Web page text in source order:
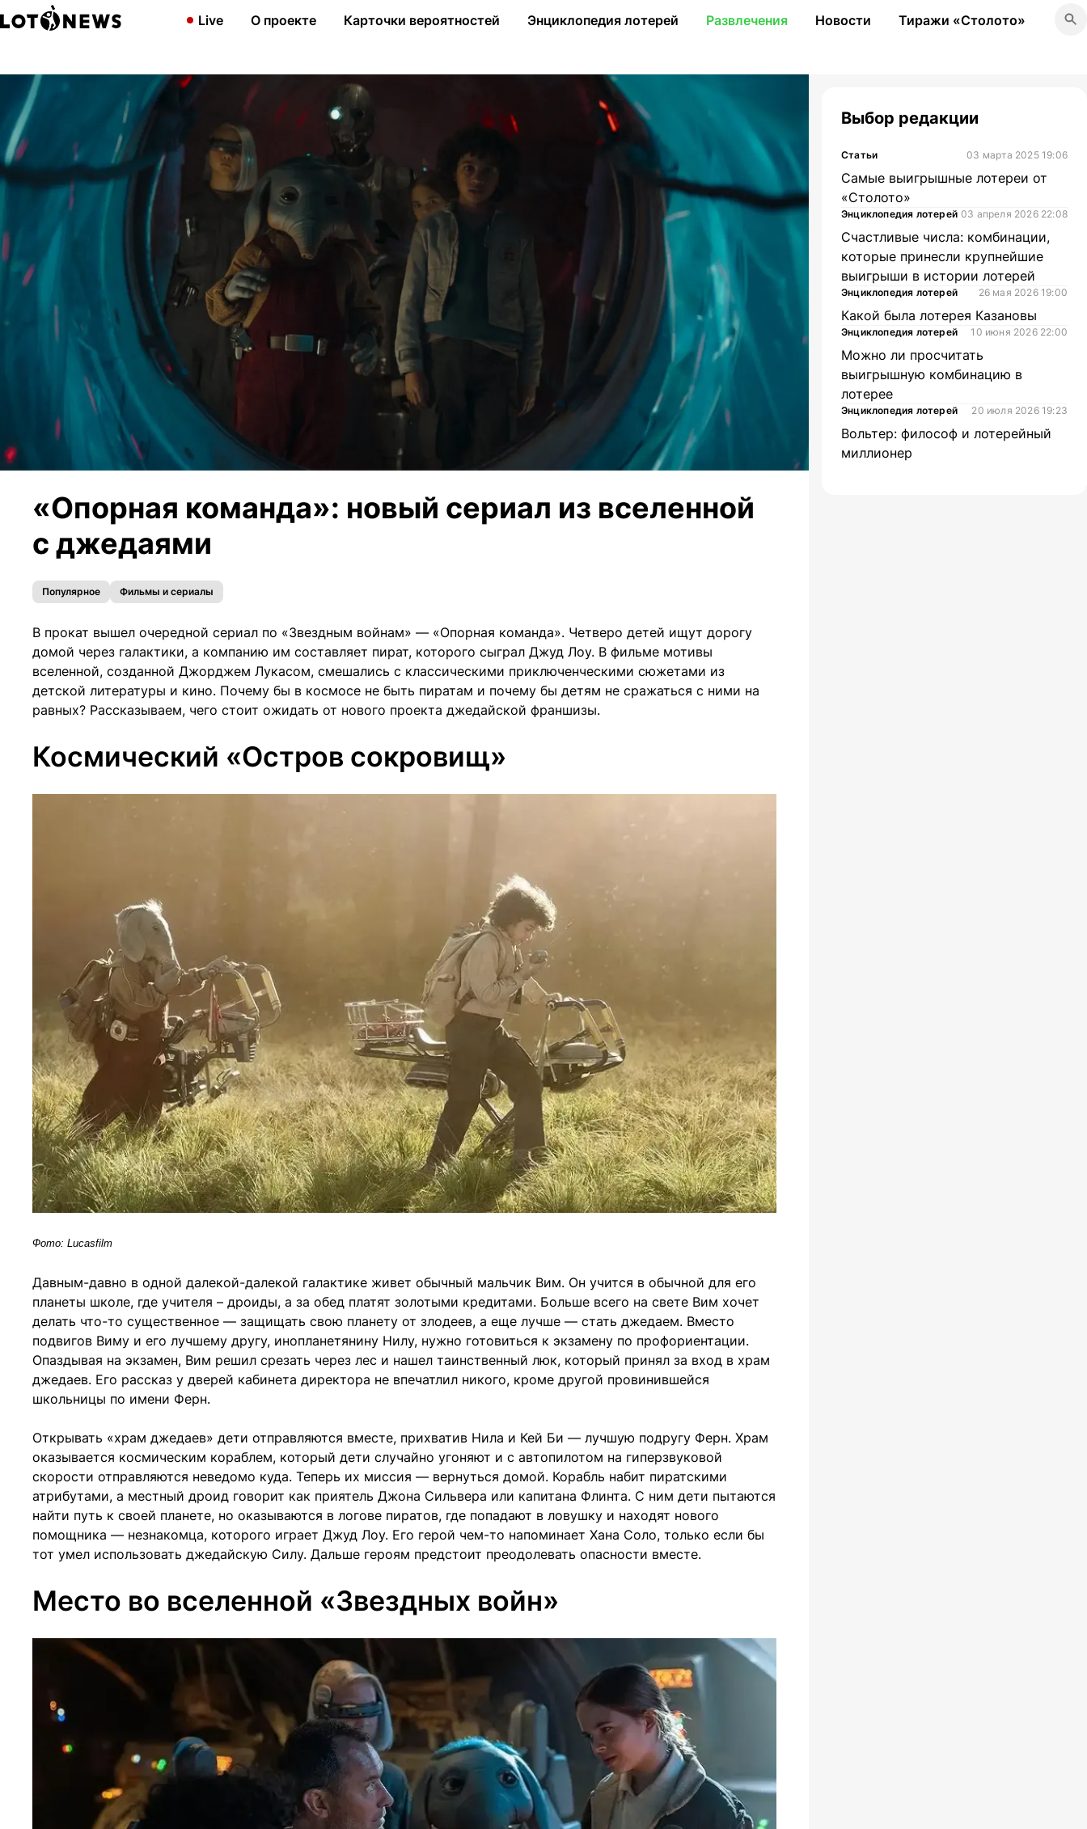
Live О проекте Карточки вероятностей Энциклопедия лотерей Развлечения Новости Тиражи «Столото»
«Опорная команда»: новый сериал из вселенной
с джедаями
Популярное Фильмы и сериалы
В прокат вышел очередной сериал по «Звездным войнам» — «Опорная команда». Четверо детей ищут дорогу
домой через галактики, а компанию им составляет пират, которого сыграл Джуд Лоу. В фильме мотивы
вселенной, созданной Джорджем Лукасом, смешались с классическими приключенческими сюжетами из
детской литературы и кино. Почему бы в космосе не быть пиратам и почему бы детям не сражаться с ними на
равных? Рассказываем, чего стоит ожидать от нового проекта джедайской франшизы.
Космический «Остров сокровищ»
Фото: Lucasfilm
Давным-давно в одной далекой-далекой галактике живет обычный мальчик Вим. Он учится в обычной для его
планеты школе, где учителя – дроиды, а за обед платят золотыми кредитами. Больше всего на свете Вим хочет
делать что-то существенное — защищать свою планету от злодеев, а еще лучше — стать джедаем. Вместо
подвигов Виму и его лучшему другу, инопланетянину Нилу, нужно готовиться к экзамену по профориентации.
Опаздывая на экзамен, Вим решил срезать через лес и нашел таинственный люк, который принял за вход в храм
джедаев. Его рассказ у дверей кабинета директора не впечатлил никого, кроме другой провинившейся
школьницы по имени Ферн.
Открывать «храм джедаев» дети отправляются вместе, прихватив Нила и Кей Би — лучшую подругу Ферн. Храм
оказывается космическим кораблем, который дети случайно угоняют и с автопилотом на гиперзвуковой
скорости отправляются неведомо куда. Теперь их миссия — вернуться домой. Корабль набит пиратскими
атрибутами, а местный дроид говорит как приятель Джона Сильвера или капитана Флинта. С ним дети пытаются
найти путь к своей планете, но оказываются в логове пиратов, где попадают в ловушку и находят нового
помощника — незнакомца, которого играет Джуд Лоу. Его герой чем-то напоминает Хана Соло, только если бы
тот умел использовать джедайскую Силу. Дальше героям предстоит преодолевать опасности вместе.
Место во вселенной «Звездных войн»
Выбор редакции
Статьи 03 марта 2025 19:06
Самые выигрышные лотереи от
«Столото»
Энциклопедия лотерей 03 апреля 2026 22:08
Счастливые числа: комбинации,
которые принесли крупнейшие
выигрыши в истории лотерей
Энциклопедия лотерей 26 мая 2026 19:00
Какой была лотерея Казановы
Энциклопедия лотерей 10 июня 2026 22:00
Можно ли просчитать
выигрышную комбинацию в
лотерее
Энциклопедия лотерей 20 июля 2026 19:23
Вольтер: философ и лотерейный
миллионер